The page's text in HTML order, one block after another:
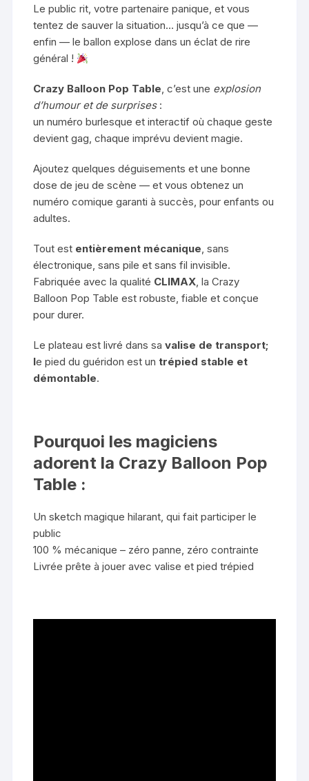
Le public rit, votre partenaire panique, et vous
tentez de sauver la situation… jusqu’à ce que —
enfin — le ballon explose dans un éclat de rire
général !
Crazy Balloon Pop Table, c’est une explosion
d’humour et de surprises:
un numéro burlesque et interactif où chaque geste
devient gag, chaque imprévu devient magie.
Ajoutez quelques déguisements et une bonne
dose de jeu de scène — et vous obtenez un
numéro comique garanti à succès, pour enfants ou
adultes.
Tout est entièrement mécanique, sans
électronique, sans pile et sans fil invisible.
Fabriquée avec la qualité CLIMAX, la Crazy
Balloon Pop Table est robuste, fiable et conçue
pour durer.
Le plateau est livré dans savalise de transport;
le pied du guéridon est untrépied stable et
démontable.
Pourquoi les magiciens
adorent la Crazy Balloon Pop
Table :
Un sketch magique hilarant, qui fait participer le
public
100 % mécanique – zéro panne, zéro contrainte
Livrée prête à jouer avec valise et pied trépied